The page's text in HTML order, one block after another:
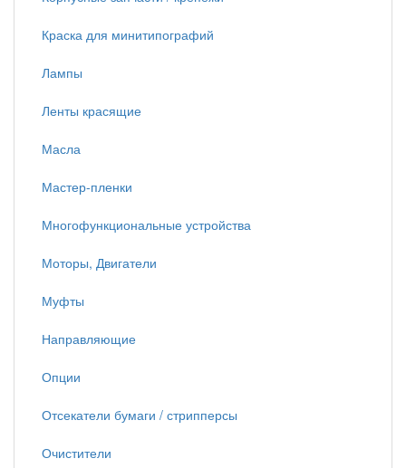
Краска для минитипографий
Лампы
Ленты красящие
Масла
Мастер-пленки
Многофункциональные устройства
Моторы, Двигатели
Муфты
Направляющие
Опции
Отсекатели бумаги / стрипперсы
Очистители